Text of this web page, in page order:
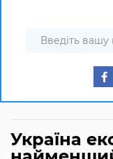
Україна